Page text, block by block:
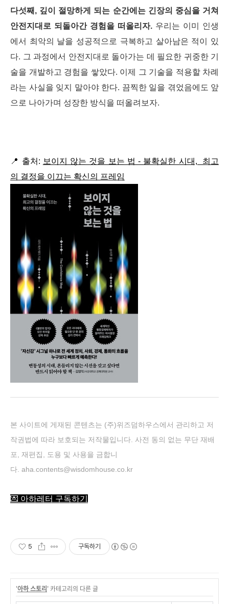
다섯째, 깊이 절망하게 되는 순간에는 긴장의 중심을 거쳐
안전지대로 되돌아간 경험을 떠올리자. 우리는 이미 인생
에서 최악의 날을 성공적으로 극복하고 살아남은 적이 있
다. 그 과정에서 안전지대로 돌아가는 데 필요한 귀중한 기
술을 개발하고 경험을 쌓았다. 이제 그 기술을 적용할 차례
라는 사실을 잊지 말아야 한다. 끔찍한 일을 겪었음에도 앞
으로 나아가며 성장한 방식을 떠올려보자.
📍 출처: 보이지 않는 것을 보는 법 - 불확실한 시대, 최고
의 결정을 이끄는 확신의 프레임
본 사이트에 게재된 콘텐츠는 (주)위즈덤하우스에서 관리하고 저
작권법에 따라 보호되는 저작물입니다. 사전 동의 없는 무단 재배
포, 재편집, 도용 및 사용을 금합니
다. aha.contents@wisdomhouse.co.kr
💌 아하레터 구독하기
5 구독하기
'아하 스토리' 카테고리의 다른 글